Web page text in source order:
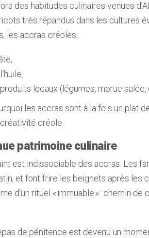
des habitudes culinaires venues
très répandus dans les cultures
les accras créoles :
locaux (légumes, morue
les accras sont à la fois un plat
créole.
patrimoine culinaire
est indissociable des accras. Les
et font frire les beignets après les
d’un rituel « immuable » : chemin de
de pénitence est devenu un